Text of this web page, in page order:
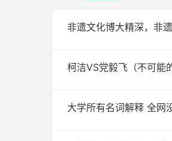
非遗文化博大精深，非
柯洁VS党毅飞（不可能
大学所有名词解释 全网